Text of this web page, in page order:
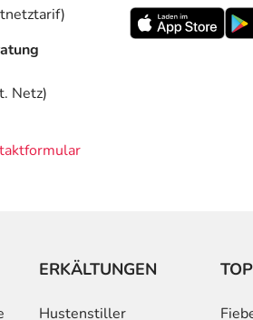
Netz)
ERKÄLTUNGEN
Hustenstiller